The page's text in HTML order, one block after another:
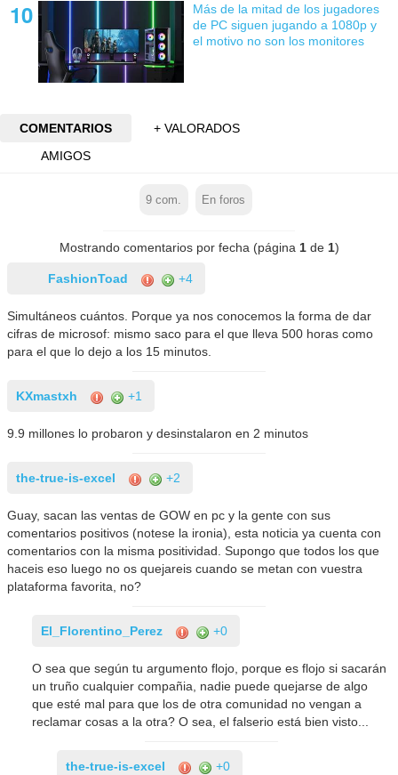
Más de la mitad de los jugadores
de PC siguen jugando a 1080p y
el motivo no son los monitores
COMENTARIOS
+ VALORADOS
AMIGOS
9 com. En foros
Mostrando comentarios por fecha (página 1de 1)
FashionToad +4
Simultáneos cuántos. Porque ya nos conocemos la forma de dar
cifras de microsof: mismo saco para el que lleva 500 horas como
para el que lo dejo a los 15 minutos.
KXmastxh +1
9.9 millones lo probaron y desinstalaron en 2 minutos
the-true-is-excel +2
Guay, sacan las ventas de GOW en pc y la gente con sus
comentarios positivos (notese la ironia), esta noticia ya cuenta con
comentarios con la misma positividad. Supongo que todos los que
haceis eso luego no os quejareis cuando se metan con vuestra
plataforma favorita, no?
El_Florentino_Perez +0
O sea que según tu argumento flojo, porque es flojo si sacarán
un truño cualquier compañia, nadie puede quejarse de algo
que esté mal para que los de otra comunidad no vengan a
reclamar cosas a la otra? O sea, el falserio está bien visto...
the-true-is-excel +0